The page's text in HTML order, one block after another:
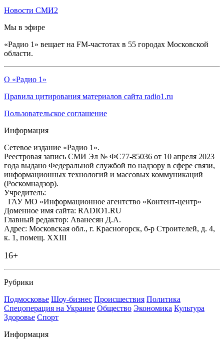
Новости СМИ2
Мы в эфире
«Радио 1» вещает на FM-частотах в 55 городах Московской
области.
О «Радио 1»
Правила цитирования материалов сайта radio1.ru
Пользовательское соглашение
Информация
Сетевое издание «Радио 1».
Реестровая запись СМИ Эл № ФС77-85036 от 10 апреля 2023
года выдано Федеральной службой по надзору в сфере связи,
информационных технологий и массовых коммуникаций
(Роскомнадзор).
Учредитель:
ГАУ МО «Информационное агентство «Контент-центр»
Доменное имя сайта: RADIO1.RU
Главный редактор: Аванесян Д.А.
Адрес: Московская обл., г. Красногорск, б-р Строителей, д. 4,
к. 1, помещ. XXIII
16+
Рубрики
Подмосковье Шоу-бизнес Происшествия Политика
Спецоперация на Украине Общество Экономика Культура
Здоровье Спорт
Информация